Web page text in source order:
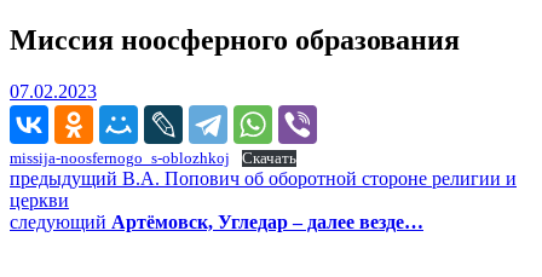
Миссия ноосферного образования
07.02.202307.02.2023
missija-noosfernogo_s-oblozhkoj Скачать
Навигация
по
предыдущий Предыдущий
В.А. Попович об оборотной стороне религии и
церкви
следующий Следующее
Артёмовск, Угледар – далее везде…